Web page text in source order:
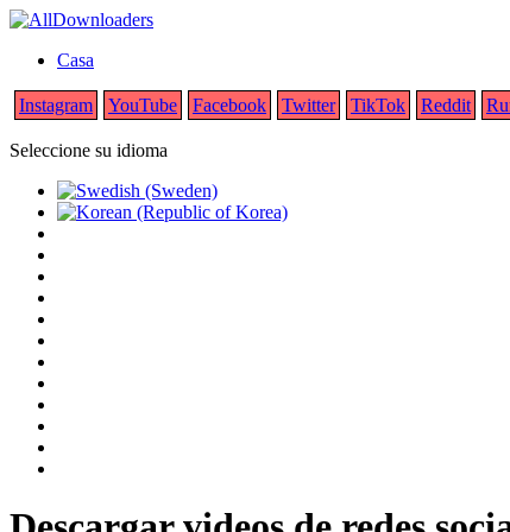
Casa
Instagram YouTube Facebook Twitter TikTok Reddit
Seleccione su idioma